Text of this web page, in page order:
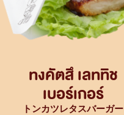
ทงคัตสึ เลททิช
เบอร์เกอร์
トンカツレタスバーガー